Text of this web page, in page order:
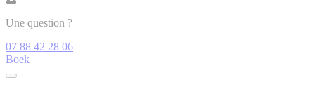
Une question ?
07 88 42 28 06
Boek